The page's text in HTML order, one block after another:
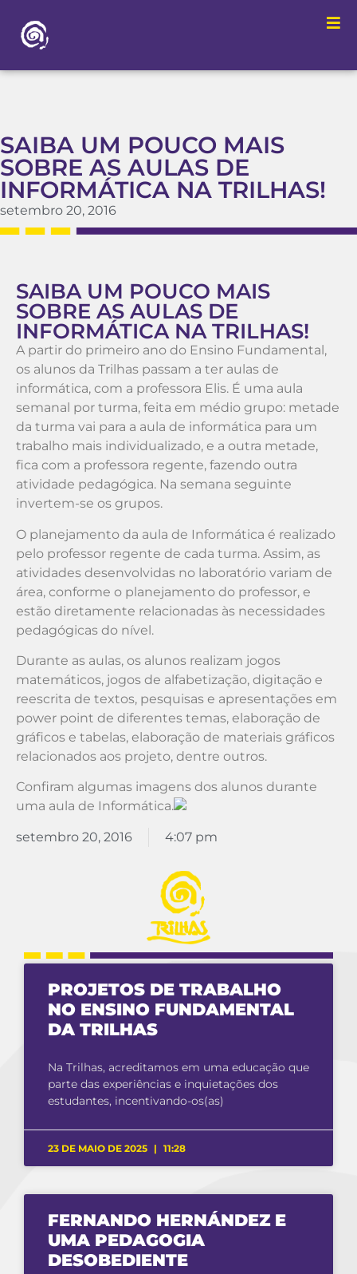
SAIBA UM POUCO MAIS
SOBRE AS AULAS DE
INFORMÁTICA NA TRILHAS!
setembro 20, 2016
SAIBA UM POUCO MAIS
SOBRE AS AULAS DE
INFORMÁTICA NA TRILHAS!
A partir do primeiro ano do Ensino Fundamental,
os alunos da Trilhas passam a ter aulas de
informática, com a professora Elis. É uma aula
semanal por turma, feita em médio grupo: metade
da turma vai para a aula de informática para um
trabalho mais individualizado, e a outra metade,
fica com a professora regente, fazendo outra
atividade pedagógica. Na semana seguinte
invertem-se os grupos.
O planejamento da aula de Informática é realizado
pelo professor regente de cada turma. Assim, as
atividades desenvolvidas no laboratório variam de
área, conforme o planejamento do professor, e
estão diretamente relacionadas às necessidades
pedagógicas do nível.
Durante as aulas, os alunos realizam jogos
matemáticos, jogos de alfabetização, digitação e
reescrita de textos, pesquisas e apresentações em
power point de diferentes temas, elaboração de
gráficos e tabelas, elaboração de materiais gráficos
relacionados aos projeto, dentre outros.
Confiram algumas imagens dos alunos durante
uma aula de Informática.
setembro 20, 2016 4:07 pm
PROJETOS DE TRABALHO
NO ENSINO FUNDAMENTAL
DA TRILHAS
Na Trilhas, acreditamos em uma educação que
parte das experiências e inquietações dos
estudantes, incentivando-os(as)
23 DE MAIO DE 2025 11:28
FERNANDO HERNÁNDEZ E
UMA PEDAGOGIA
DESOBEDIENTE